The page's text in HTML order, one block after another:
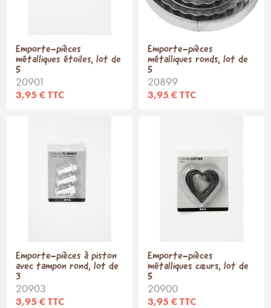
Emporte-pièces
métalliques étoiles, lot de
5
20901
3,95 € TTC
Emporte-pièces
métalliques ronds, lot de
5
20899
3,95 € TTC
Emporte-pièces à piston
avec tampon rond, lot de
3
20903
3,95 € TTC
Emporte-pièces
métalliques cœurs, lot de
5
20900
3,95 € TTC